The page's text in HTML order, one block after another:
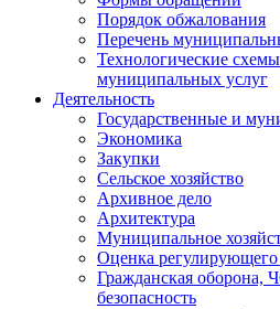
Порядок обжалования
Перечень
Технологические
муниципальных услуг
Деятельность
Государственные и
Экономика
Закупки
Сельское хозяйство
Архивное дело
Архитектура
Муниципальное
Оценка регулирующего
Гражданская оборона,
безопасность